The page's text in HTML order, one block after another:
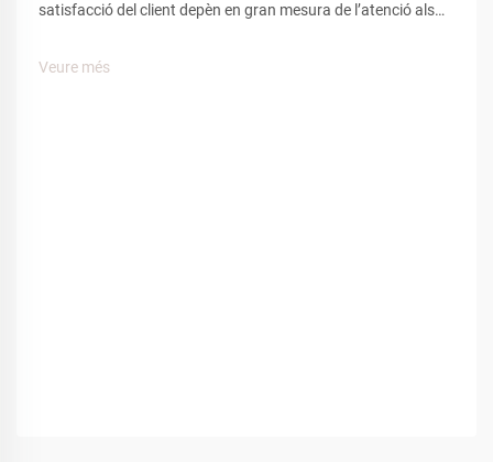
satisfacció del client depèn en gran mesura de l’atenció als
Veure més